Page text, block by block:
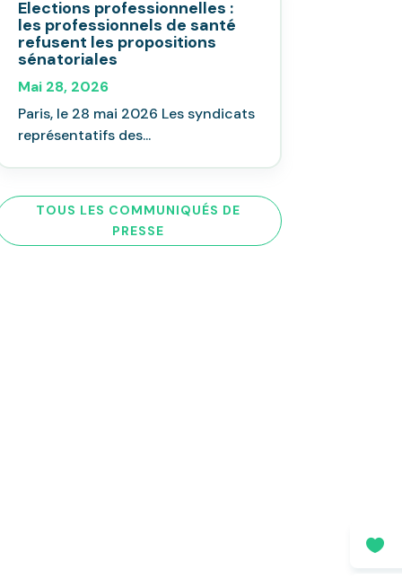

Elections professionnelles :
les professionnels de santé
refusent les propositions
sénatoriales
Mai 28, 2026
Paris, le 28 mai 2026 Les syndicats
représentatifs des...
TOUS LES COMMUNIQUÉS DE
PRESSE